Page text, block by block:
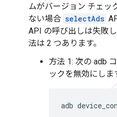
ムがバージョン チェッ
ない場合 selectAds
API の呼び出しは失敗
法は 2 つあります。
方法 1: 次の adb
ックを無効にしま
adb